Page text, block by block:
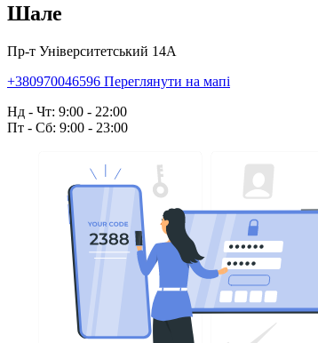
Шале
Пр-т Університетський 14А
+380970046596 Переглянути на мапі
Нд - Чт: 9:00 - 22:00
Пт - Сб: 9:00 - 23:00